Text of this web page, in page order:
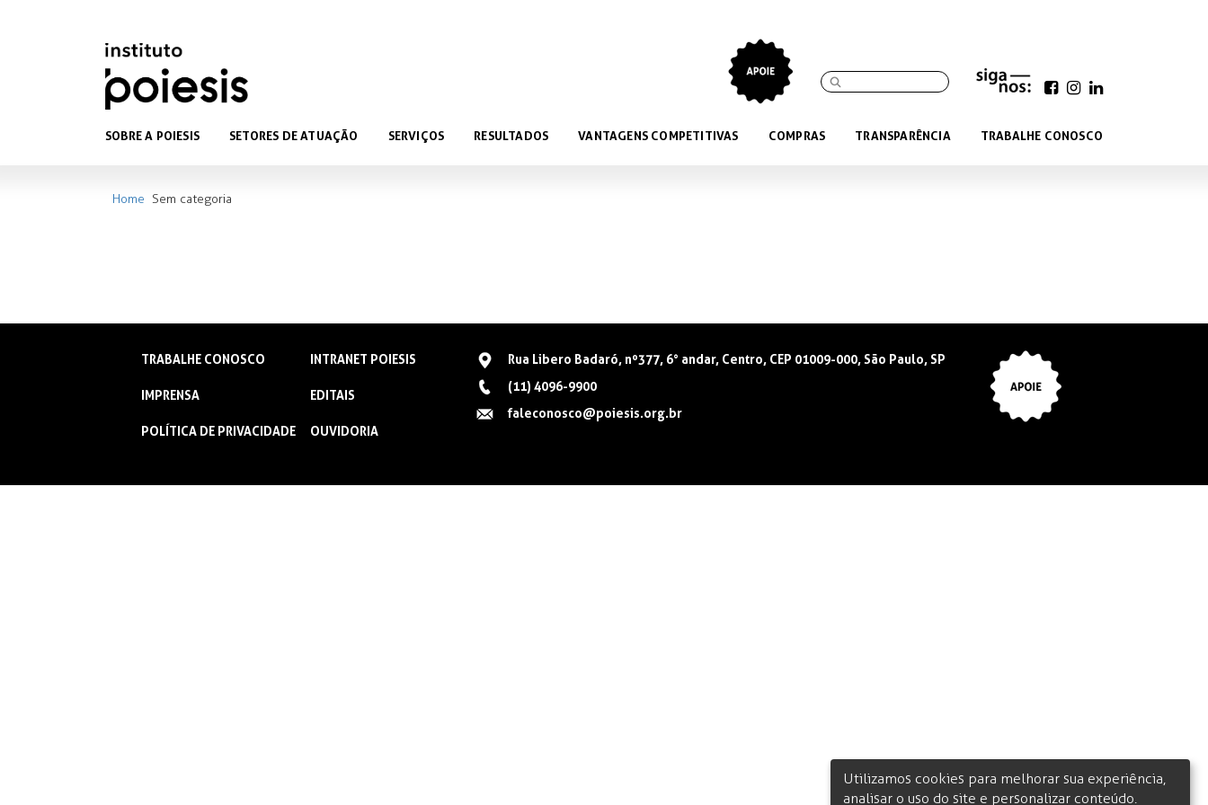
SOBRE A POIESIS SETORES DE ATUAÇÃO SERVIÇOS RESULTADOS VANTAGENS COMPETITIVAS COMPRAS TRANSPARÊNCIA TRABALHE CONOSCO
Home Sem categoria
TRABALHE CONOSCO
IMPRENSA
POLÍTICA DE PRIVACIDADE
INTRANET POIESIS
EDITAIS
OUVIDORIA
Rua Libero Badaró, nº377, 6° andar, Centro, CEP 01009-000, São Paulo, SP
(11) 4096-9900
faleconosco@poiesis.org.br
Utilizamos cookies para melhorar sua experiência,
analisar o uso do site e personalizar conteúdo.